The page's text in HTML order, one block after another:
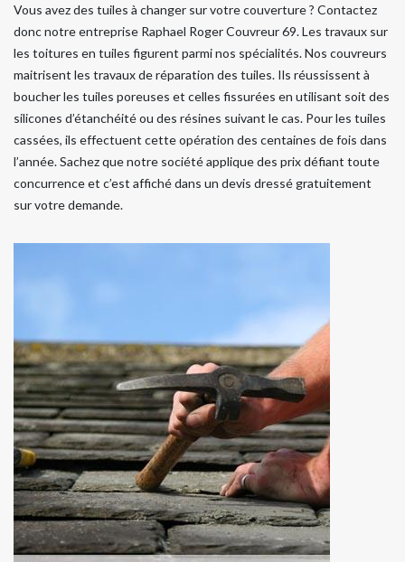
Vous avez des tuiles à changer sur votre couverture ? Contactez
donc notre entreprise Raphael Roger Couvreur 69. Les travaux sur
les toitures en tuiles figurent parmi nos spécialités. Nos couvreurs
maitrisent les travaux de réparation des tuiles. Ils réussissent à
boucher les tuiles poreuses et celles fissurées en utilisant soit des
silicones d’étanchéité ou des résines suivant le cas. Pour les tuiles
cassées, ils effectuent cette opération des centaines de fois dans
l’année. Sachez que notre société applique des prix défiant toute
concurrence et c’est affiché dans un devis dressé gratuitement
sur votre demande.